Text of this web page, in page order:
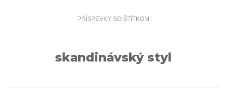
PRÍSPEVKY SO ŠTÍTKOM
skandinávský styl